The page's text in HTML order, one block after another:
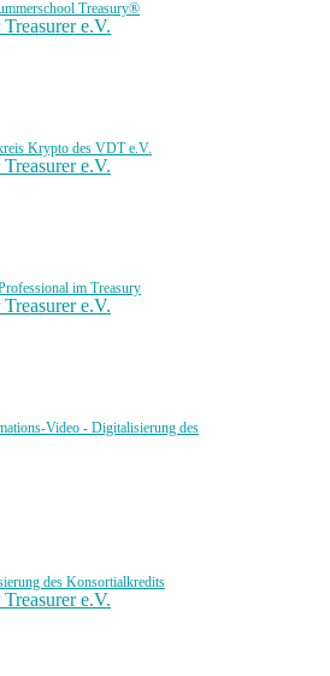
Treasury®
e.V.
Krypto des VDT e.V.
e.V.
im Treasury
e.V.
Video - Digitalisierung des
des Konsortialkredits
e.V.